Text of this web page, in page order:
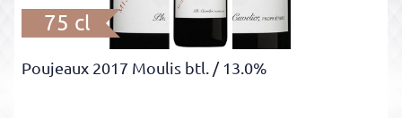
75 cl
Poujeaux 2017 Moulis btl. / 13.0%